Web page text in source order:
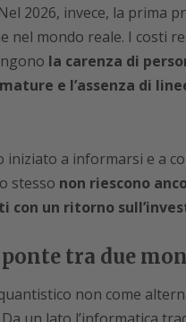
2026, invece, la prima
nel mondo reale. I costi
la carenza di
e l’assenza di
iniziato a informarsi e a
stesso non riescono
con un ritorno
tra due
non come